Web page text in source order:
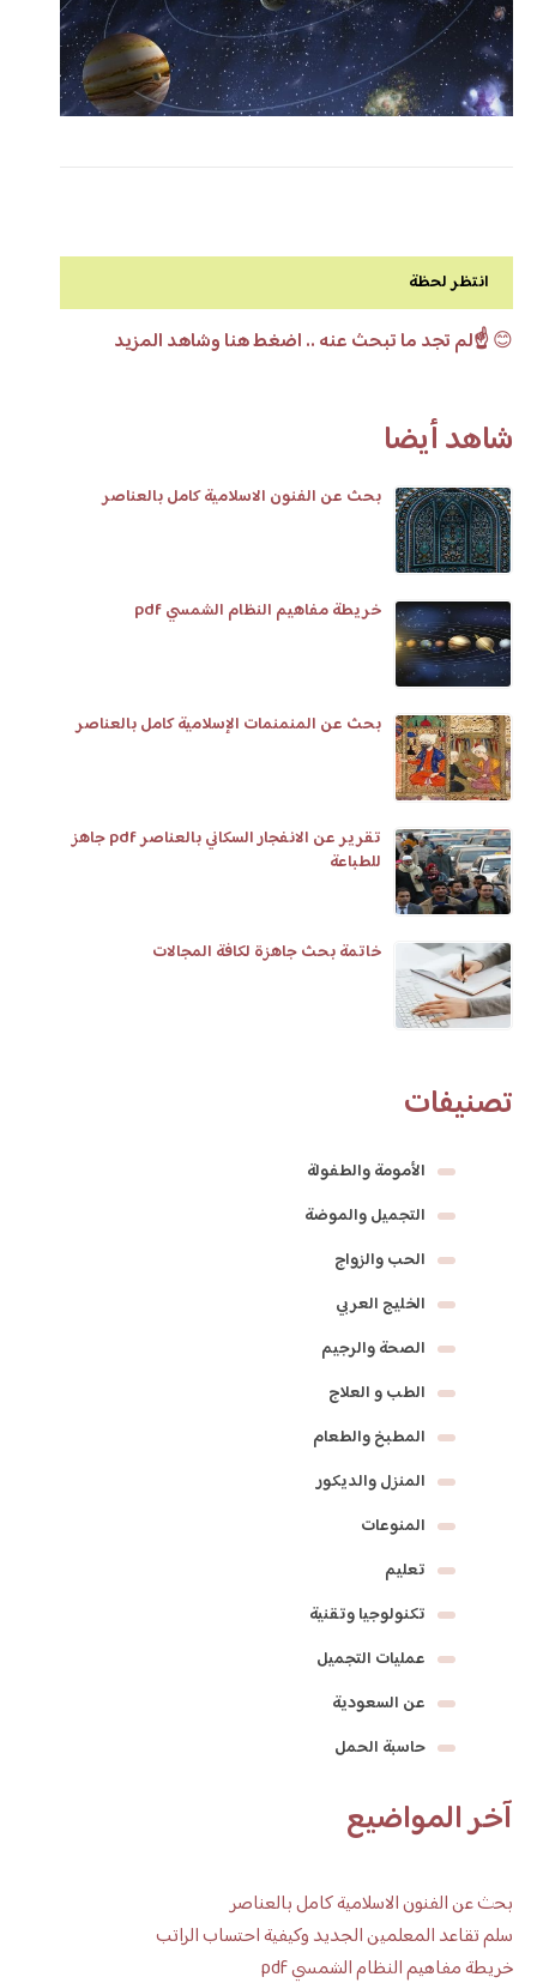
انتظر لحظة
😊☝️لم تجد ما تبحث عنه .. اضغط هنا وشاهد المزيد
شاهد أيضا
بحث عن الفنون الاسلامية كامل بالعناصر
خريطة مفاهيم النظام الشمسي pdf
بحث عن المنمنمات الإسلامية كامل بالعناصر
تقرير عن الانفجار السكاني بالعناصر pdf جاهز
للطباعة
خاتمة بحث جاهزة لكافة المجالات
تصنيفات
الأمومة والطفولة
التجميل والموضة
الحب والزواج
الخليج العربي
الصحة والرجيم
الطب و العلاج
المطبخ والطعام
المنزل والديكور
المنوعات
تعليم
تكنولوجيا وتقنية
عمليات التجميل
عن السعودية
حاسبة الحمل
آخر المواضيع
بحث عن الفنون الاسلامية كامل بالعناصر
سلم تقاعد المعلمين الجديد وكيفية احتساب الراتب
خريطة مفاهيم النظام الشمسي pdf